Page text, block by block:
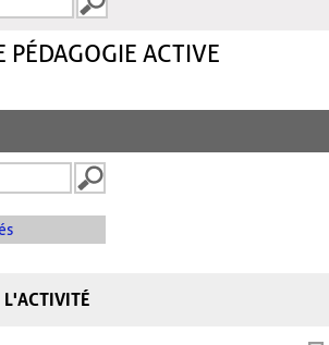
PÉDAGOGIE ACTIVE
L'ACTIVITÉ